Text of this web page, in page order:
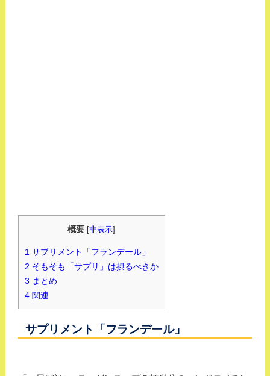
概要 [非表示]
1サプリメント「フランデール」
2 そもそも「サプリ」は摂るべきか
3 まとめ
4関連
サプリメント「フランデール」